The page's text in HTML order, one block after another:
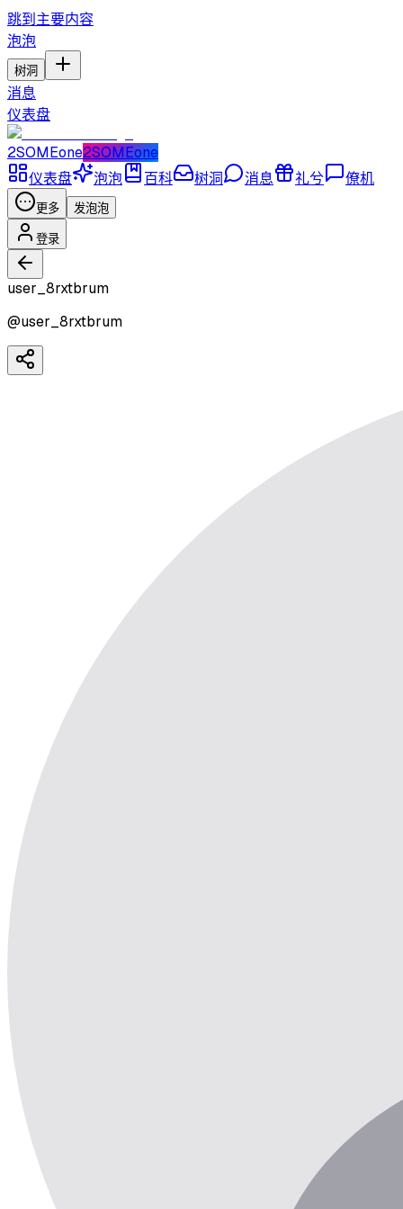
跳到主要内容
泡泡
树洞
消息
仪表盘
2SOMEone2SOMEone
仪表盘
泡泡 百科 树洞 消息 礼兮 僚机
更多 发泡泡
登录
user_8rxtbrum
@user_8rxtbrum